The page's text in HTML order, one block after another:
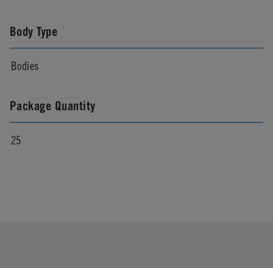
Body Type
Bodies
Package Quantity
25